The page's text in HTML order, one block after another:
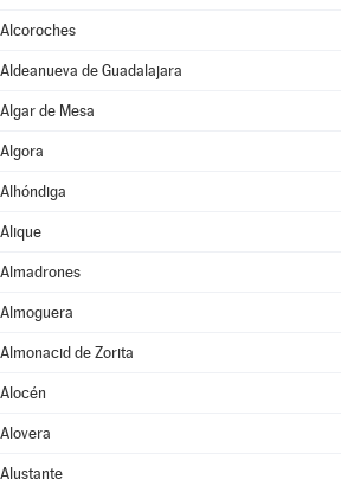
Alcoroches
Aldeanueva de Guadalajara
Algar de Mesa
Algora
Alhóndiga
Alique
Almadrones
Almoguera
Almonacid de Zorita
Alocén
Alovera
Alustante